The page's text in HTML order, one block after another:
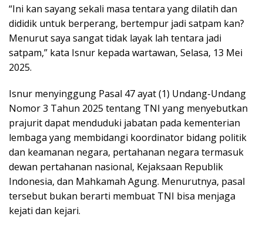
“Ini kan sayang sekali masa tentara yang dilatih dan
dididik untuk berperang, bertempur jadi satpam kan?
Menurut saya sangat tidak layak lah tentara jadi
satpam,” kata Isnur kepada wartawan, Selasa, 13 Mei
2025.
Isnur menyinggung Pasal 47 ayat (1) Undang-Undang
Nomor 3 Tahun 2025 tentang TNI yang menyebutkan
prajurit dapat menduduki jabatan pada kementerian
lembaga yang membidangi koordinator bidang politik
dan keamanan negara, pertahanan negara termasuk
dewan pertahanan nasional, Kejaksaan Republik
Indonesia, dan Mahkamah Agung. Menurutnya, pasal
tersebut bukan berarti membuat TNI bisa menjaga
kejati dan kejari.